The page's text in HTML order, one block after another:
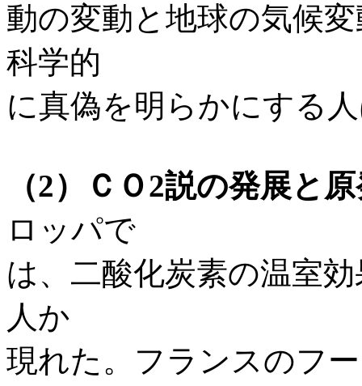
動の変動と地球の気候
科学的
に真偽を明らかにする
（2）ＣＯ2説の発展と
ロッパで
は、二酸化炭素の温室
人か
現れた。フランスのフ